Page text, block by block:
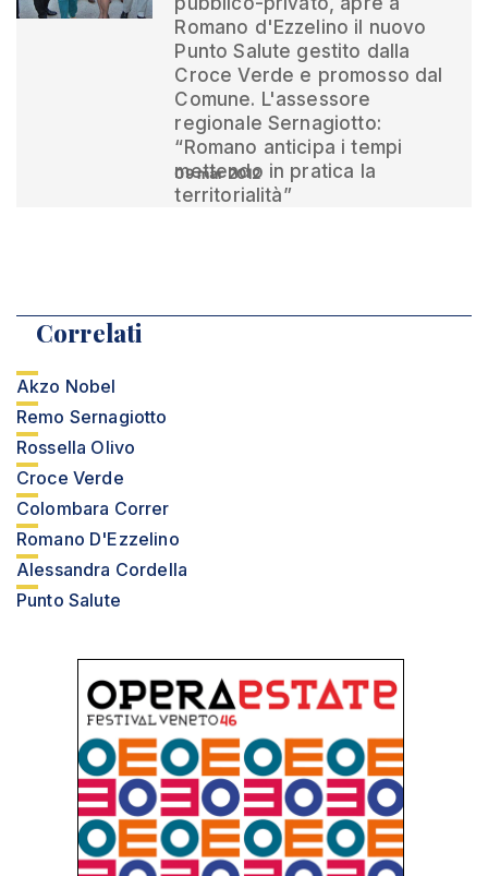
Romano d'Ezzelino il nuovo
Punto Salute gestito dalla
Croce Verde e promosso dal
Comune. L'assessore
regionale Sernagiotto:
“Romano anticipa i tempi
mettendo in pratica la
territorialità”
09 mar 2012
Correlati
Akzo Nobel
Remo Sernagiotto
Rossella Olivo
Croce Verde
Colombara Correr
Romano D'Ezzelino
Alessandra Cordella
Punto Salute